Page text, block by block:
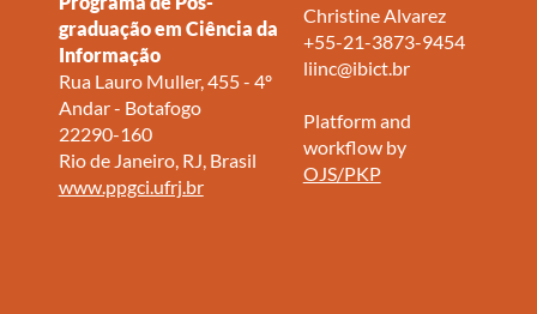
graduação em Ciência da
Informação
Rua Lauro Muller, 455 - 4º
Andar - Botafogo
22290-160
Rio de Janeiro, RJ, Brasil
www.ppgci.ufrj.br
Christine Alvarez
+55-21-3873-9454
liinc@ibict.br
Platform and
workflow by
OJS/PKP